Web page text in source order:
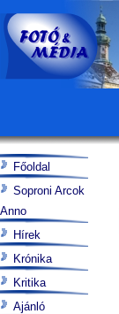
Főoldal
Soproni Arcok
Anno
Hírek
Krónika
Kritika
Ajánló